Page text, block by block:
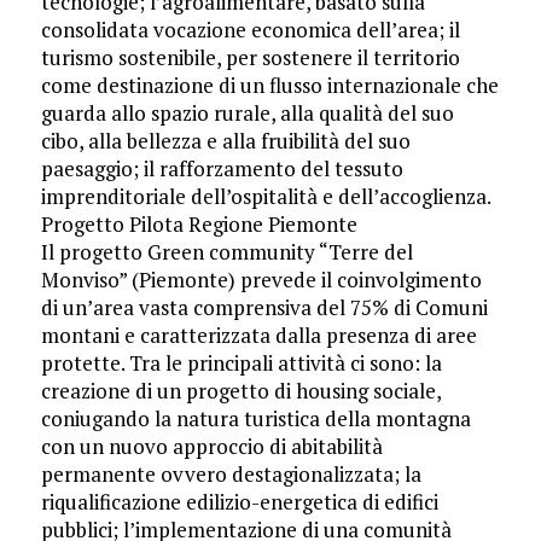
consolidata vocazione economica dell’area; il
turismo sostenibile, per sostenere il territorio
come destinazione di un flusso internazionale che
guarda allo spazio rurale, alla qualità del suo
cibo, alla bellezza e alla fruibilità del suo
paesaggio; il rafforzamento del tessuto
imprenditoriale dell’ospitalità e dell’accoglienza.
Progetto Pilota Regione Piemonte
Il progetto Green community “Terre del
Monviso” (Piemonte) prevede il coinvolgimento
di un’area vasta comprensiva del 75% di Comuni
montani e caratterizzata dalla presenza di aree
protette. Tra le principali attività ci sono: la
creazione di un progetto di housing sociale,
coniugando la natura turistica della montagna
con un nuovo approccio di abitabilità
permanente ovvero destagionalizzata; la
riqualificazione edilizio-energetica di edifici
pubblici; l’implementazione di una comunità